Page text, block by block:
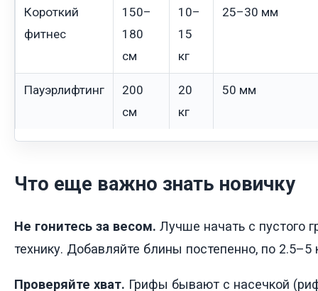
Короткий
фитнес
150–
180
см
10–
15
кг
25–30 мм
Пауэрлифтинг
200
см
20
кг
50 мм
Что еще важно знать новичку
Не гонитесь за весом. Лучше начать с пустого
технику. Добавляйте блины постепенно, по 2.5–5
Проверяйте хват. Грифы бывают с насечкой